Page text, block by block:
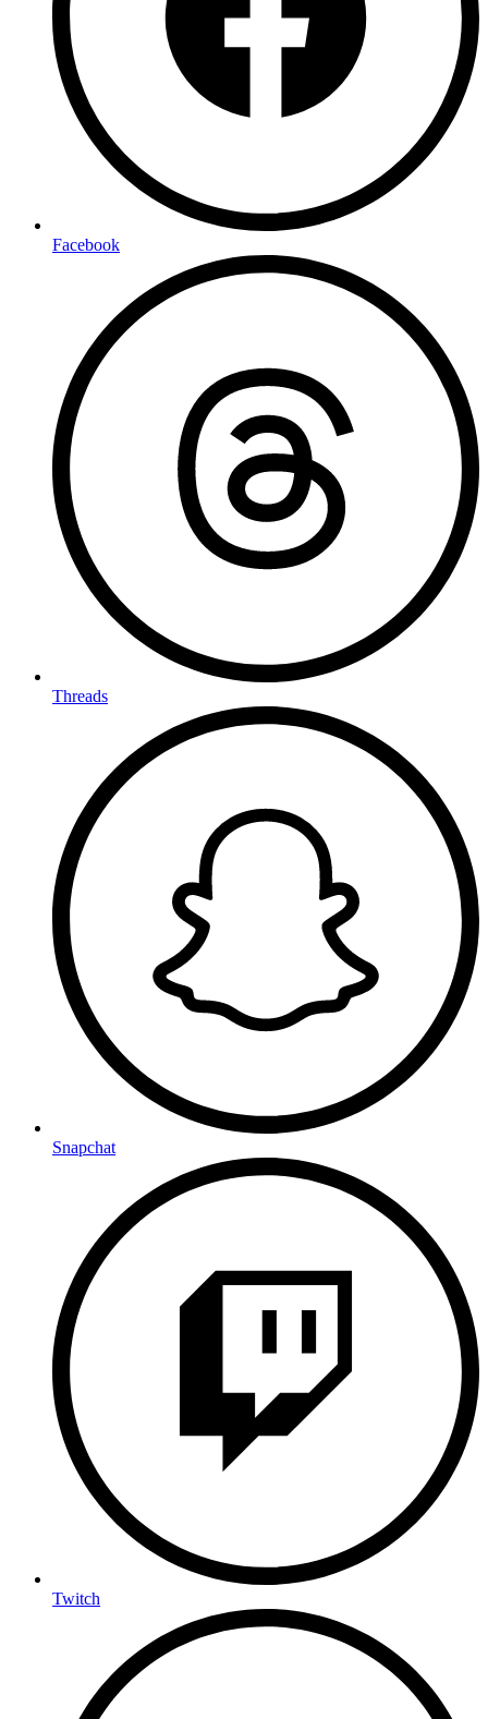
Facebook
Threads
Snapchat
Twitch